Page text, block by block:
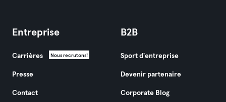
Entreprise
Carrières Nous recrutons!
Presse
Contact
B2B
Sport d'entreprise
Devenir partenaire
Corporate Blog